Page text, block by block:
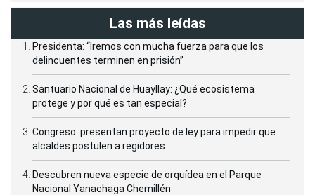
Las más leídas
Presidenta: “Iremos con mucha fuerza para que los
delincuentes terminen en prisión”
Santuario Nacional de Huayllay: ¿Qué ecosistema
protege y por qué es tan especial?
Congreso: presentan proyecto de ley para impedir que
alcaldes postulen a regidores
Descubren nueva especie de orquídea en el Parque
Nacional Yanachaga Chemillén